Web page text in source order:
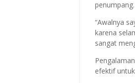
penumpang.
“Awalnya
karena
sangat
efektif